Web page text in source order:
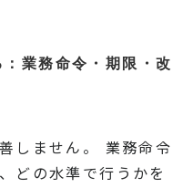
業務命令・期限・改
しません。 業務命令
どの水準で行うかを